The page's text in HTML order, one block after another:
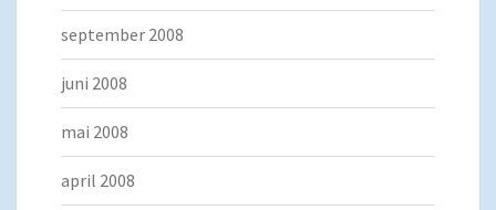
september 2008
juni 2008
mai 2008
april 2008